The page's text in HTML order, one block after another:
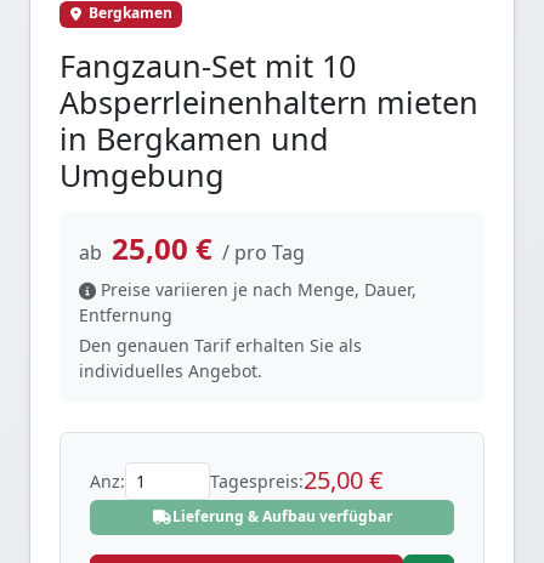
Bergkamen
Fangzaun-Set mit 10
Absperrleinenhaltern mieten
in Bergkamen und
Umgebung
ab 25,00 € / pro Tag
Preise variieren je nach Menge, Dauer,
Entfernung
Den genauen Tarif erhalten Sie als
individuelles Angebot.
Anz: Tagespreis:25,00 €
Lieferung & Aufbau verfügbar